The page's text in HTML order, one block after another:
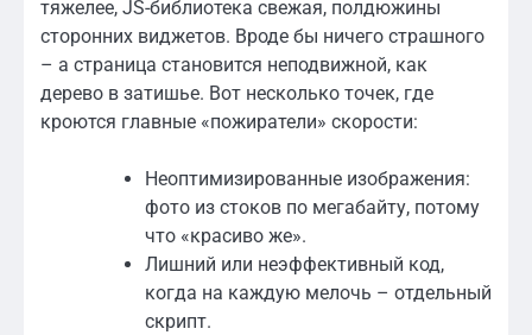
тяжелее, JS-библиотека свежая, полдюжины
сторонних виджетов. Вроде бы ничего страшного
– а страница становится неподвижной, как
дерево в затишье. Вот несколько точек, где
кроются главные «пожиратели» скорости:
Неоптимизированные изображения:
фото из стоков по мегабайту, потому
что «красиво же».
Лишний или неэффективный код,
когда на каждую мелочь – отдельный
скрипт.